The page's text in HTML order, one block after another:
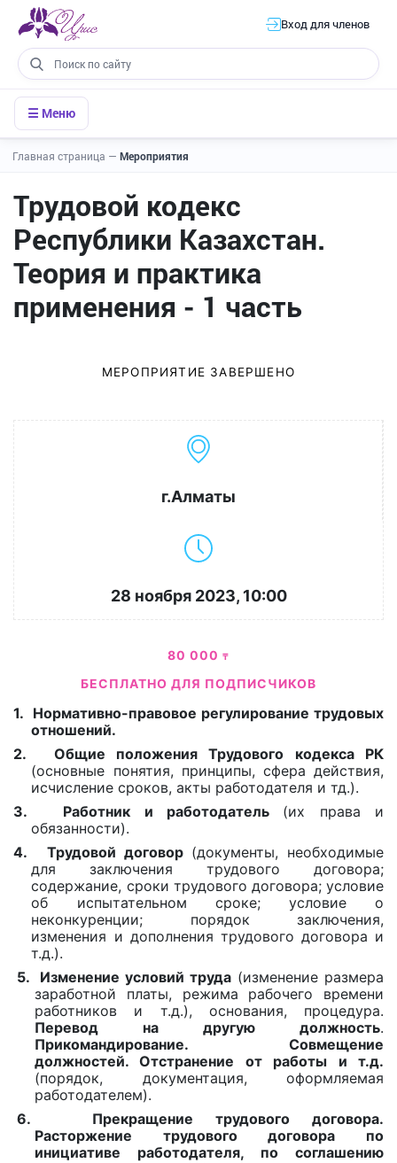
Вход для членов
☰ Меню
Главная страница — Мероприятия
Трудовой кодекс
Республики Казахстан.
Теория и практика
применения - 1 часть
МЕРОПРИЯТИЕ ЗАВЕРШЕНО
г.Алматы
28 ноября 2023, 10:00
80 000 ₸
БЕСПЛАТНО ДЛЯ ПОДПИСЧИКОВ
1. Нормативно-правовое регулирование трудовых
отношений.
2.
Общие положения Трудового кодекса РК
(основные понятия, принципы, сфера действия,
исчисление сроков, акты работодателя и тд.).
3.
Работник и работодатель (их права и
обязанности).
4.
Трудовой договор (документы, необходимые
для заключения трудового договора;
содержание, сроки трудового договора; условие
об испытательном сроке; условие о
неконкуренции; порядок заключения,
изменения и дополнения трудового договора и
т.д.).
5.
Изменение условий труда (изменение размера
заработной платы, режима рабочего времени
работников и т.д.), основания, процедура.
Перевод на другую должность.
Прикомандирование. Совмещение
должностей. Отстранение от работы и т.д.
(порядок, документация, оформляемая
работодателем).
6.
Прекращение трудового договора.
Расторжение трудового договора по
инициативе работодателя, по соглашению